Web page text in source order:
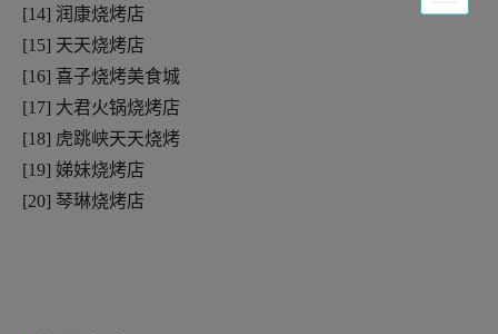
[14] 润康烧烤店
[15] 天天烧烤店
[16] 喜子烧烤美食城
[17] 大君火锅烧烤店
[18] 虎跳峡天天烧烤
[19] 娣妹烧烤店
[20] 琴琳烧烤店